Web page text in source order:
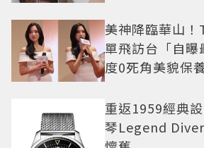
美神降臨華山！
單飛訪台「自
度0死角美貌保
重返1959經典
琴Legend